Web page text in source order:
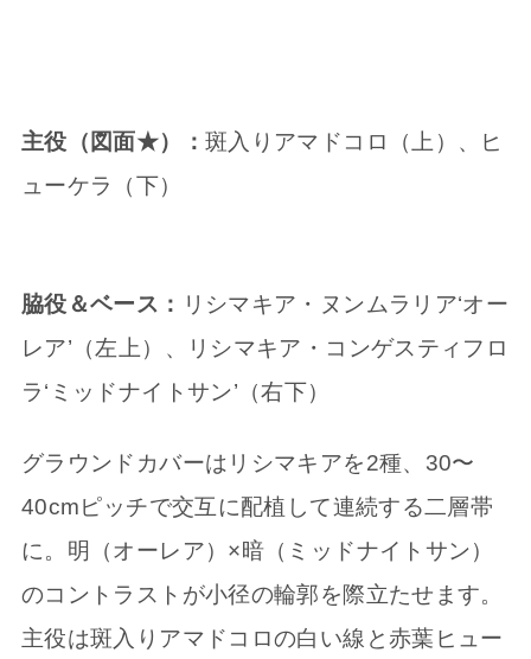
主役（図面★）： 斑入りアマドコロ（上）、ヒ
ューケラ（下）
脇役＆ベース： リシマキア・ヌンムラリア‘オー
レア’（左上）、リシマキア・コンゲスティフロ
ラ‘ミッドナイトサン’（右下）
グラウンドカバーはリシマキアを2種、30〜
40cmピッチで交互に配植して連続する二層帯
に。明（オーレア）×暗（ミッドナイトサン）
のコントラストが小径の輪郭を際立たせます。
主役は斑入りアマドコロの白い線と赤葉ヒュー